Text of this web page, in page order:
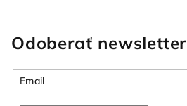
Odoberať newsletter
Email